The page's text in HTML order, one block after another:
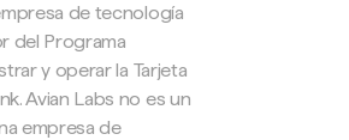
de tecnología
del Programa
y operar la Tarjeta
Avian Labs no es un
empresa de